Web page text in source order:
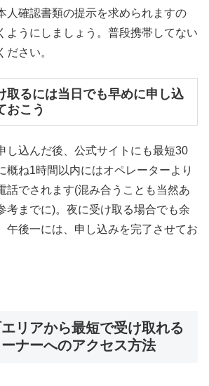
人確認書類の提示を求められますの
ようにしましょう。普段携帯してない
ださい。
取るには当日でも早めに申し込
おこう
し込んだ後、公式サイトにも最短30
概ね1時間以内にはオペレーターより
話でされます(混み合うことも当然あ
考までに)。夜に受け取る場合でも余
午後一には、申し込みを完了させてお
リアから最短で受け取れる
ナーへのアクセス方法